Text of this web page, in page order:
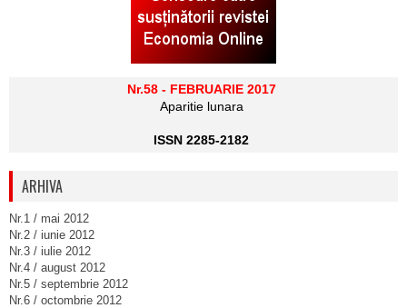
Nr.58 - FEBRUARIE 2017
Aparitie lunara
ISSN 2285-2182
ARHIVA
Nr.1 / mai 2012
Nr.2 / iunie 2012
Nr.3 / iulie 2012
Nr.4 / august 2012
Nr.5 / septembrie 2012
Nr.6 / octombrie 2012